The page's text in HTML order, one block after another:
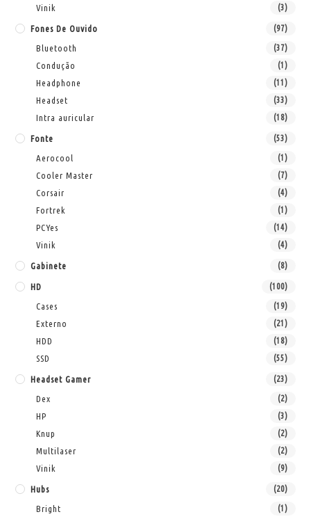
Vinik (3)
Fones De Ouvido (97)
Bluetooth (37)
Condução (1)
Headphone (11)
Headset (33)
Intra auricular (18)
Fonte (53)
Aerocool (1)
Cooler Master (7)
Corsair (4)
Fortrek (1)
PCYes (14)
Vinik (4)
Gabinete (8)
HD (100)
Cases (19)
Externo (21)
HDD (18)
SSD (55)
Headset Gamer (23)
Dex (2)
HP (3)
Knup (2)
Multilaser (2)
Vinik (9)
Hubs (20)
Bright (1)